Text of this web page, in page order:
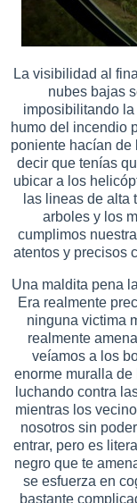
La visibilidad al
nubes bajas
imposibilitando la
humo del incendio
poniente hacían de
decir que tenías
ubicar a los
las lineas de alta
arboles y los
cumplimos
atentos y precisos
Una maldita pena
Era realmente
ninguna victima
realmente
veíamos a los
enorme muralla
luchando contra
mientras los
nosotros sin
entrar, pero es
negro que te
se esfuerza en
bastante